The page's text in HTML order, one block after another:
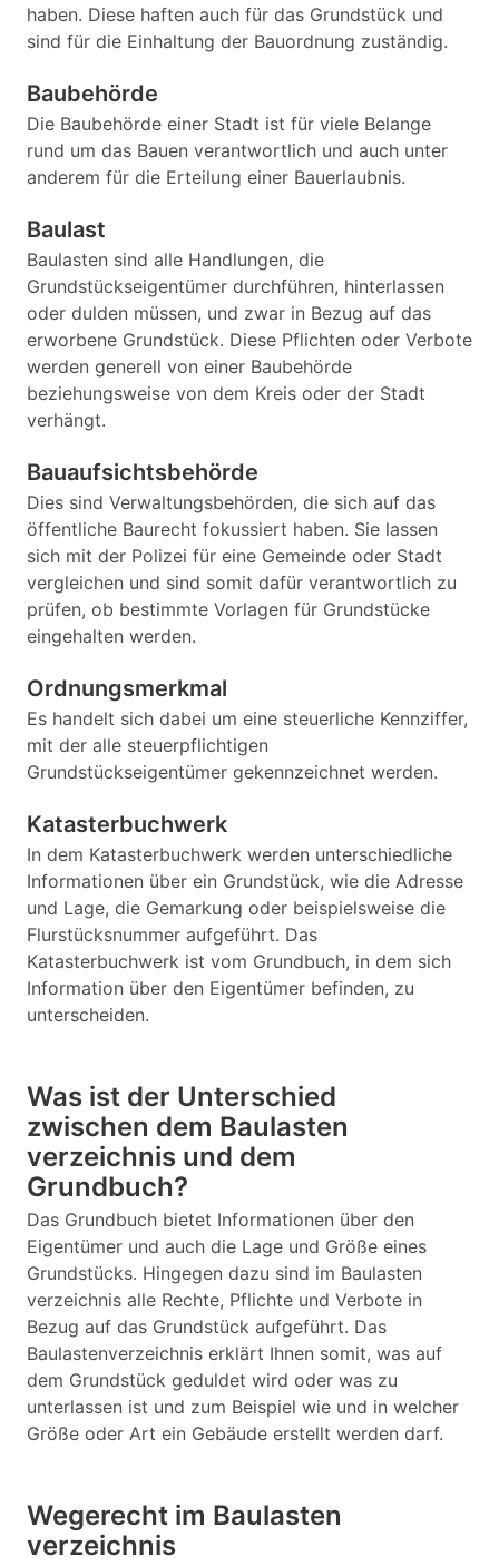
haben. Diese haften auch für das Grundstück und
sind für die Einhaltung der Bauordnung zuständig.
Baubehörde
Die Baubehörde einer Stadt ist für viele Belange
rund um das Bauen verantwortlich und auch unter
anderem für die Erteilung einer Bauerlaubnis.
Baulast
Baulasten sind alle Handlungen, die
Grundstückseigentümer durchführen, hinterlassen
oder dulden müssen, und zwar in Bezug auf das
erworbene Grundstück. Diese Pflichten oder Verbote
werden generell von einer Baubehörde
beziehungsweise von dem Kreis oder der Stadt
verhängt.
Bauaufsichtsbehörde
Dies sind Verwaltungsbehörden, die sich auf das
öffentliche Baurecht fokussiert haben. Sie lassen
sich mit der Polizei für eine Gemeinde oder Stadt
vergleichen und sind somit dafür verantwortlich zu
prüfen, ob bestimmte Vorlagen für Grundstücke
eingehalten werden.
Ordnungsmerkmal
Es handelt sich dabei um eine steuerliche Kennziffer,
mit der alle steuerpflichtigen
Grundstückseigentümer gekennzeichnet werden.
Katasterbuchwerk
In dem Katasterbuchwerk werden unterschiedliche
Informationen über ein Grundstück, wie die Adresse
und Lage, die Gemarkung oder beispielsweise die
Flurstücksnummer aufgeführt. Das
Katasterbuchwerk ist vom Grundbuch, in dem sich
Information über den Eigentümer befinden, zu
unterscheiden.
Was ist der Unterschied
zwischen dem Baulasten
verzeichnis und dem
Grundbuch?
Das Grundbuch bietet Informationen über den
Eigentümer und auch die Lage und Größe eines
Grundstücks. Hingegen dazu sind im Baulasten
verzeichnis alle Rechte, Pflichte und Verbote in
Bezug auf das Grundstück aufgeführt. Das
Baulastenverzeichnis erklärt Ihnen somit, was auf
dem Grundstück geduldet wird oder was zu
unterlassen ist und zum Beispiel wie und in welcher
Größe oder Art ein Gebäude erstellt werden darf.
Wegerecht im Baulasten
verzeichnis